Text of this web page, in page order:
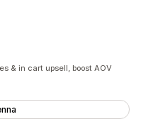
& in cart upsell, boost AOV